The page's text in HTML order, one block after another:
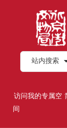
站内搜索
访问我的专属空
间